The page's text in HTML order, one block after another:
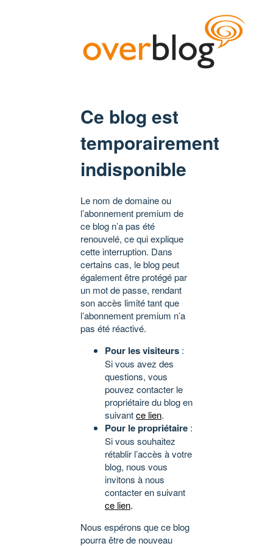
Ce blog est
temporairement
indisponible
Le nom de domaine ou
l’abonnement premium de
ce blog n’a pas été
renouvelé, ce qui explique
cette interruption. Dans
certains cas, le blog peut
également être protégé par
un mot de passe, rendant
son accès limité tant que
l’abonnement premium n’a
pas été réactivé.
Pour les visiteurs :
Si vous avez des
questions, vous
pouvez contacter le
propriétaire du blog en
suivantce lien.
Pour le propriétaire :
Si vous souhaitez
rétablir l’accès à votre
blog, nous vous
invitons à nous
contacter en suivant
ce lien.
Nous espérons que ce blog
pourra être de nouveau